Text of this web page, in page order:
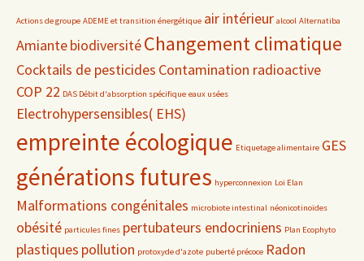
Actions de groupe ADEME et transition énergétique air intérieur alcool Alternatiba
AmiantebiodiversitéChangement climatique
Cocktails de pesticides Contamination radioactive
COP 22 DAS Débit d'absorption spécifique eaux usées
Electrohypersensibles( EHS)
empreinte écologique Etiquetage alimentaire GES
générations futures hyperconnexion Loi Elan
Malformations congénitales microbiote intestinal néonicotinoïdes
obésité particules fines pertubateurs endocriniens Plan Ecophyto
plastiques pollution protoxyde d'azote puberté précoce Radon